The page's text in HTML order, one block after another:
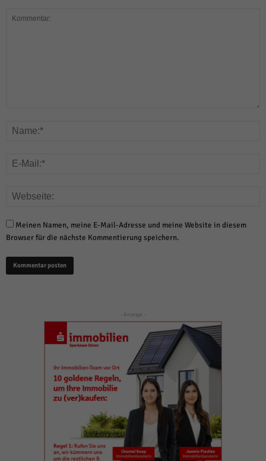
Meinen Namen, meine E-Mail-Adresse und meine Website in diesem
Browser für die nächste Kommentierung speichern.
- Anzeige -